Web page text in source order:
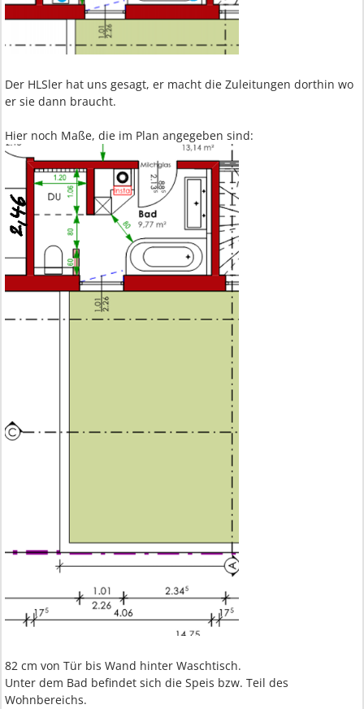
Der HLSler hat uns gesagt, er macht die Zuleitungen dorthin wo
er sie dann braucht.
Hier noch Maße, die im Plan angegeben sind:
82 cm von Tür bis Wand hinter Waschtisch.
Unter dem Bad befindet sich die Speis bzw. Teil des
Wohnbereichs.